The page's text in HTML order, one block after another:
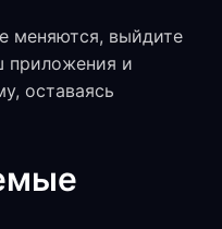
меняются, выйдите
приложения и
оставаясь